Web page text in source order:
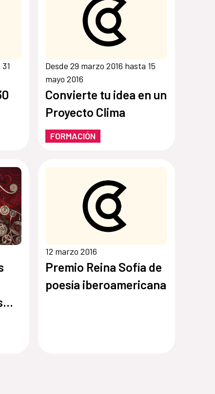
Desde 29 marzo 2016 hasta 15
mayo 2016
Convierte tu idea en un
Proyecto Clima
FORMACIÓN
12 marzo 2016
Premio Reina Sofía de
poesía iberoamericana